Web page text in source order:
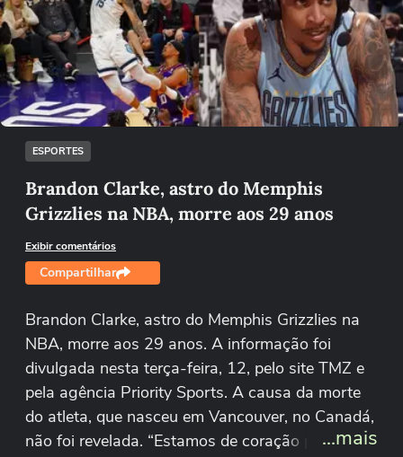
Não foi possível reproduzir o vídeo
Tentar novamente
ESPORTES
Brandon Clarke, astro do Memphis
Grizzlies na NBA, morre aos 29 anos
Exibir comentários
Compartilhar
Brandon Clarke, astro do Memphis Grizzlies na
NBA, morre aos 29 anos. A informação foi
divulgada nesta terça-feira, 12, pelo site TMZ e
pela agência Priority Sports. A causa da morte
do atleta, que nasceu em Vancouver, no Canadá,
não foi revelada. “Estamos de coração partido
...mais